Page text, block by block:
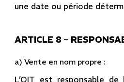
une date ou période
ARTICLE 8 –
a) Vente en nom propre :
L’OIT est responsable